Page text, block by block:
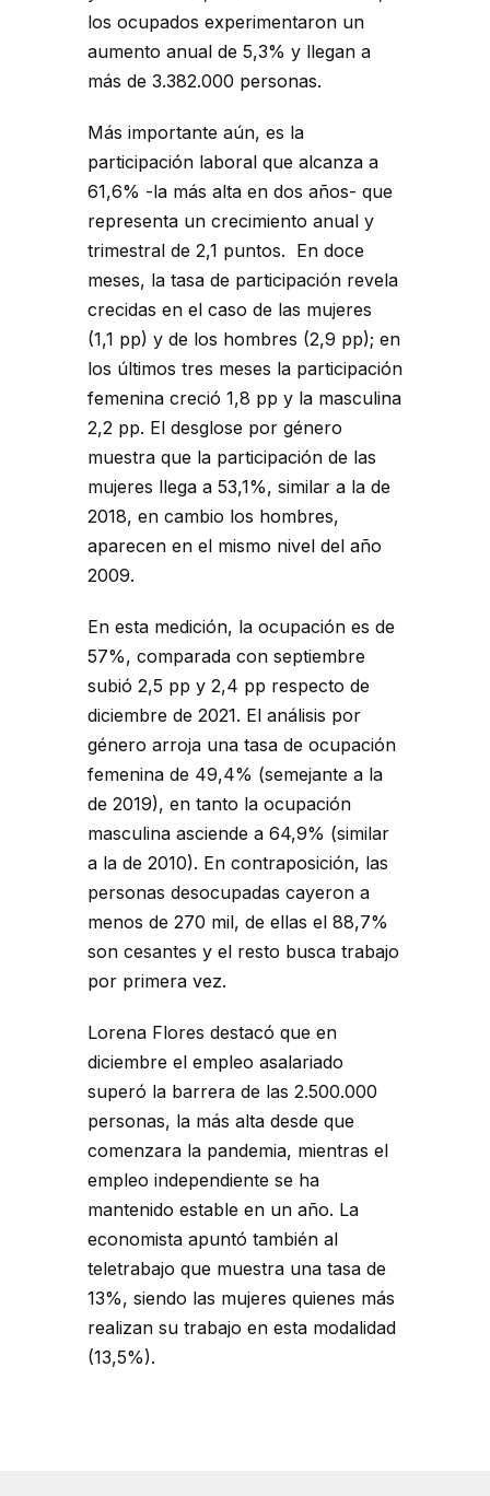
los ocupados experimentaron un
aumento anual de 5,3% y llegan a
más de 3.382.000 personas.
Más importante aún, es la
participación laboral que alcanza a
61,6% -la más alta en dos años- que
representa un crecimiento anual y
trimestral de 2,1 puntos. En doce
meses, la tasa de participación revela
crecidas en el caso de las mujeres
(1,1 pp) y de los hombres (2,9 pp); en
los últimos tres meses la participación
femenina creció 1,8 pp y la masculina
2,2 pp. El desglose por género
muestra que la participación de las
mujeres llega a 53,1%, similar a la de
2018, en cambio los hombres,
aparecen en el mismo nivel del año
2009.
En esta medición, la ocupación es de
57%, comparada con septiembre
subió 2,5 pp y 2,4 pp respecto de
diciembre de 2021. El análisis por
género arroja una tasa de ocupación
femenina de 49,4% (semejante a la
de 2019), en tanto la ocupación
masculina asciende a 64,9% (similar
a la de 2010). En contraposición, las
personas desocupadas cayeron a
menos de 270 mil, de ellas el 88,7%
son cesantes y el resto busca trabajo
por primera vez.
Lorena Flores destacó que en
diciembre el empleo asalariado
superó la barrera de las 2.500.000
personas, la más alta desde que
comenzara la pandemia, mientras el
empleo independiente se ha
mantenido estable en un año. La
economista apuntó también al
teletrabajo que muestra una tasa de
13%, siendo las mujeres quienes más
realizan su trabajo en esta modalidad
(13,5%).